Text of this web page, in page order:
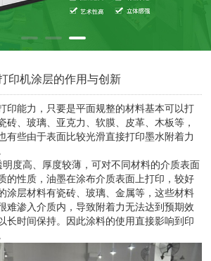
印机涂层的作用与创新
印能力，只要是平面规整的材料基本可以打
砖、玻璃、亚克力、软膜、皮革、木板等，
有些由于表面比较光滑直接打印墨水附着力
度高、厚度较薄，可对不同材料的介质表面
的性质，油墨在涂布介质表面上打印，较好
涂层材料有瓷砖、玻璃、金属等，这些材料
难渗入介质内，导致附着力无法达到预期效
长时间保持。因此涂料的使用直接影响到印